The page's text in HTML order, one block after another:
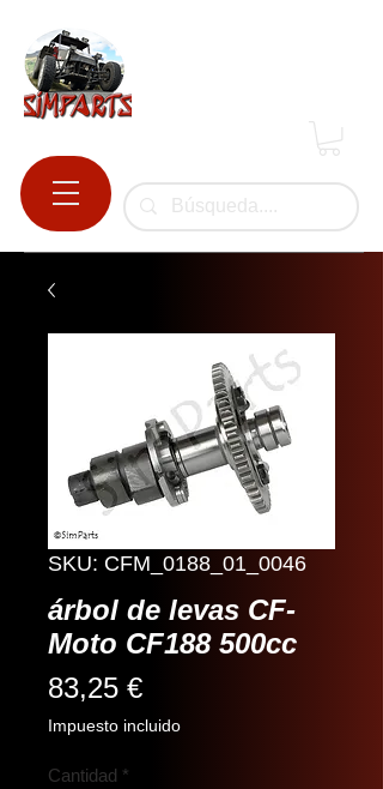
SKU: CFM_0188_01_0046
árbol de levas CF-
Moto CF188 500cc
83,25 €Precio
Impuesto incluido
Cantidad *